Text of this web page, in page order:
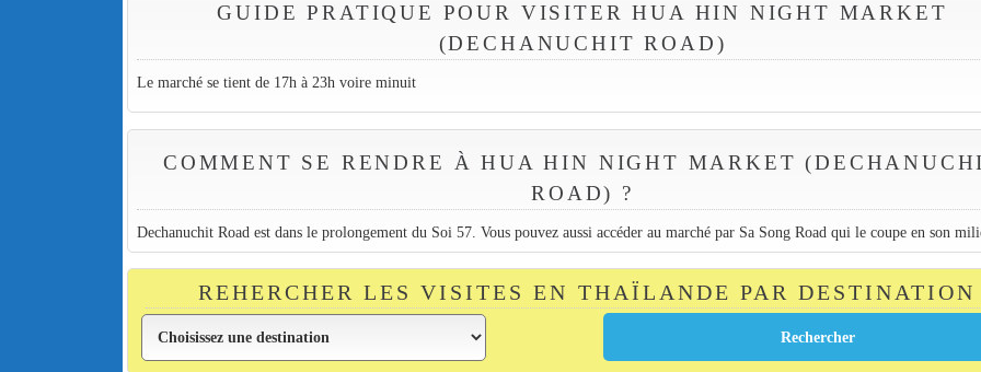
GUIDE PRATIQUE POUR VISITER HUA HIN NIGHT MARKET
(DECHANUCHIT ROAD)
Le marché se tient de 17h à 23h voire minuit
COMMENT SE RENDRE À HUA HIN NIGHT MARKET
ROAD) ?
Dechanuchit Road est dans le prolongement du Soi 57. Vous pouvez aussi accéder au marché par Sa Song Road qui le coupe en son
REHERCHER LES VISITES EN THAÏLANDE PAR DESTINATION